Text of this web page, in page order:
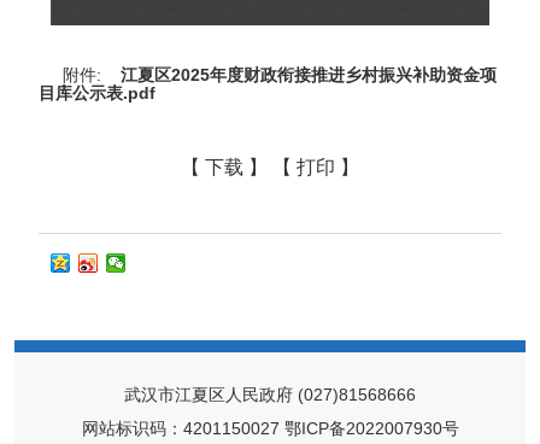
附件: 江夏区2025年度财政衔接推进乡村振兴补助资金项
目库公示表.pdf
【 下载 】 【 打印 】
武汉市江夏区人民政府 (027)81568666
网站标识码：4201150027 鄂ICP备2022007930号